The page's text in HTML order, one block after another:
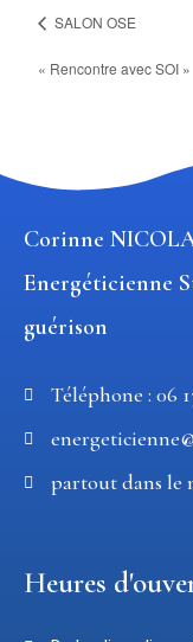
SALON OSE
« Rencontre avec SOI »
Corinne
Energéticienne
guérison
Téléphone : 06
partout dans le
Heures